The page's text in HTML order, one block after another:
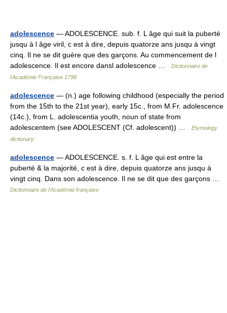
adolescence — ADOLESCENCE. sub. f. L âge qui suit la puberté
jusqu à l âge viril, c est à dire, depuis quatorze ans jusqu à vingt
cinq. Il ne se dit guère que des garçons. Au commencement de l
adolescence. Il est encore dansl adolescence …
Dictionnaire de
l'Académie Française 1798
adolescence — (n.) age following childhood (especially the period
from the 15th to the 21st year), early 15c., from M.Fr. adolescence
(14c.), from L. adolescentia youth, noun of state from
adolescentem (see ADOLESCENT (Cf. adolescent)) …
Etymology
dictionary
adolescence — ADOLESCENCE. s. f. L âge qui est entre la
puberté & la majorité, c est à dire, depuis quatorze ans jusqu à
vingt cinq. Dans son adolescence. Il ne se dit que des garçons …
Dictionnaire de l'Académie française